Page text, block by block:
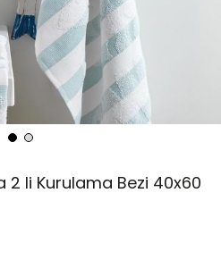
2 li Kurulama Bezi 40x60